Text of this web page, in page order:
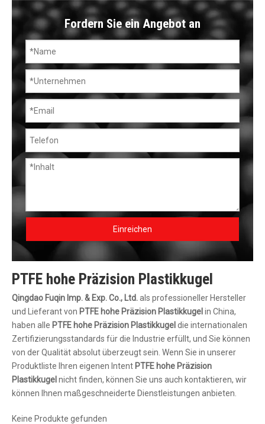
Fordern Sie ein Angebot an
Einreichen
PTFE hohe Präzision Plastikkugel
Qingdao Fuqin Imp. & Exp. Co., Ltd.als professioneller Hersteller
und Lieferant von PTFE hohe Präzision Plastikkugel in China,
haben alle PTFE hohe Präzision Plastikkugel die internationalen
Zertifizierungsstandards für die Industrie erfüllt, und Sie können
von der Qualität absolut überzeugt sein. Wenn Sie in unserer
Produktliste Ihren eigenen Intent PTFE hohe Präzision
Plastikkugel nicht finden, können Sie uns auch kontaktieren, wir
können Ihnen maßgeschneiderte Dienstleistungen anbieten.
Keine Produkte gefunden